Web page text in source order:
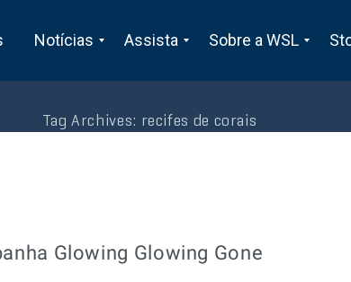
Notícias Assista Sobre a WSL
Tag Archives: recifes de corais
Glowing Glowing Gone